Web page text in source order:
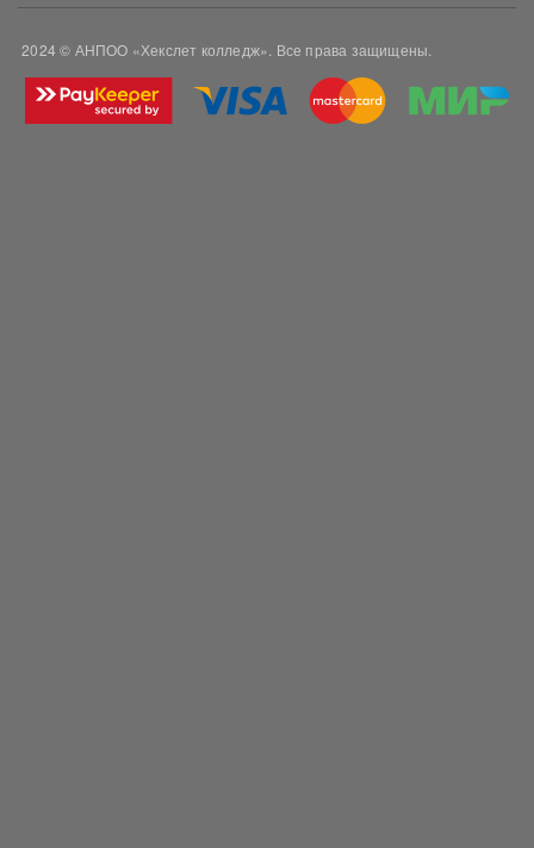
2024 © АНПОО «Хекслет колледж». Все права защищены.
Изображение